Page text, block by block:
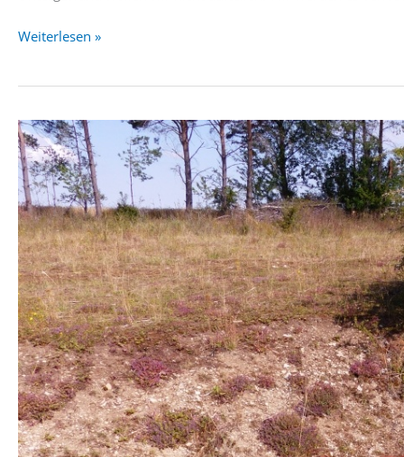
Kreuzweg,
Weiterlesen »